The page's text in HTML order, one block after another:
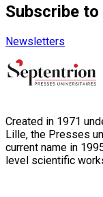
Subscribe
Newsletters
Created in 1971
Lille, the Presses
current name in
level scientific